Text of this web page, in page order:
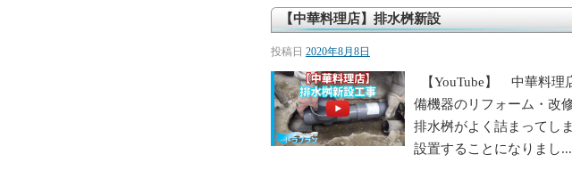
【中華料理店】排水桝新設
投稿日 2020年8月8日
【YouTube】 中華料理
備機器のリフォーム・改
排水桝がよく詰まってし
設置することになりまし...